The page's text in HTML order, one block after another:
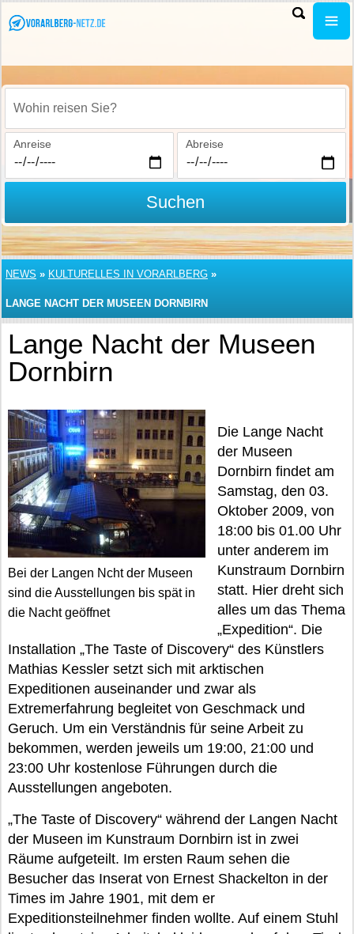
Wohin reisen Sie?
Anreise Abreise
Suchen
NEWS » KULTURELLES IN VORARLBERG »
LANGE NACHT DER MUSEEN DORNBIRN
Lange Nacht der Museen
Dornbirn
Bei der Langen Ncht der Museen
sind die Ausstellungen bis spät in
die Nacht geöffnet
Die Lange Nacht
der Museen
Dornbirn findet am
Samstag, den 03.
Oktober 2009, von
18:00 bis 01.00 Uhr
unter anderem im
Kunstraum Dornbirn
statt. Hier dreht sich
alles um das Thema
„Expedition“. Die
Installation „The Taste of Discovery“ des Künstlers
Mathias Kessler setzt sich mit arktischen
Expeditionen auseinander und zwar als
Extremerfahrung begleitet von Geschmack und
Geruch. Um ein Verständnis für seine Arbeit zu
bekommen, werden jeweils um 19:00, 21:00 und
23:00 Uhr kostenlose Führungen durch die
Ausstellungen angeboten.
„The Taste of Discovery“ während der Langen Nacht
der Museen im Kunstraum Dornbirn ist in zwei
Räume aufgeteilt. Im ersten Raum sehen die
Besucher das Inserat von Ernest Shackelton in der
Times im Jahre 1901, mit dem er
Expeditionsteilnehmer finden wollte. Auf einem Stuhl